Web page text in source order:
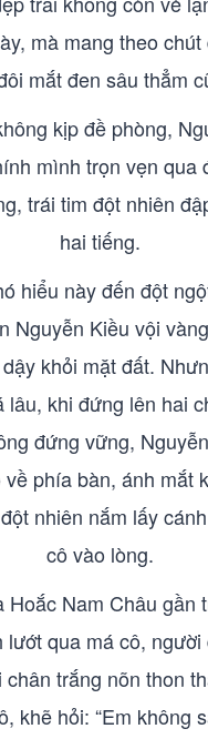
mà mang theo chút
mắt đen sâu thẳm
kịp đề phòng,
mình trọn vẹn qua
trái tim đột nhiên
hai tiếng.
hiểu này đến đột
Nguyễn Kiều vội
khỏi mặt đất.
lâu, khi đứng lên hai
đứng vững,
phía bàn, ánh mắt
nhiên nắm lấy
cô vào lòng.
Hoắc Nam Châu gần
lướt qua má cô, người
trắng nõn thon
khẽ hỏi: “Em không